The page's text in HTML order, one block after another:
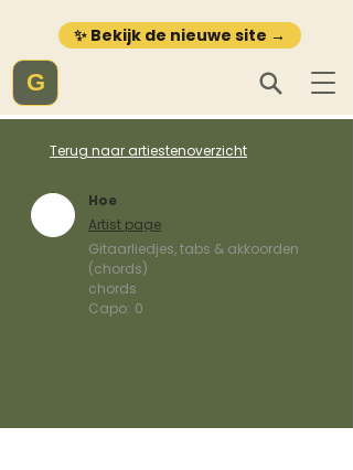
✨ Bekijk de nieuwe site →
G
Terug naar artiestenoverzicht
Hoe
Artist page
Gitaarliedjes, tabs & akkoorden
(chords)
chords
Capo: 0